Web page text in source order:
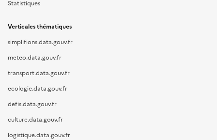
Statistiques
Verticales thématiques
simplifions.data.gouv.fr
meteo.data.gouv.fr
transport.data.gouv.fr
ecologie.data.gouv.fr
defis.data.gouv.fr
culture.data.gouv.fr
logistique.data.gouv.fr